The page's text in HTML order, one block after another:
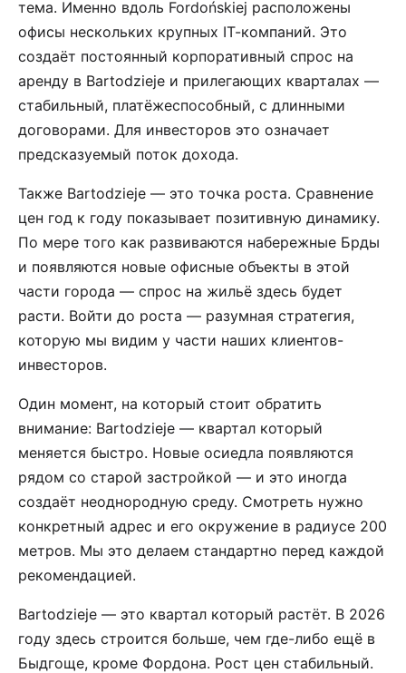
тема. Именно вдоль Fordońskiej расположены
офисы нескольких крупных IT-компаний. Это
создаёт постоянный корпоративный спрос на
аренду в Bartodzieje и прилегающих кварталах —
стабильный, платёжеспособный, с длинными
договорами. Для инвесторов это означает
предсказуемый поток дохода.
Также Bartodzieje — это точка роста. Сравнение
цен год к году показывает позитивную динамику.
По мере того как развиваются набережные Брды
и появляются новые офисные объекты в этой
части города — спрос на жильё здесь будет
расти. Войти до роста — разумная стратегия,
которую мы видим у части наших клиентов-
инвесторов.
Один момент, на который стоит обратить
внимание: Bartodzieje — квартал который
меняется быстро. Новые осиедла появляются
рядом со старой застройкой — и это иногда
создаёт неоднородную среду. Смотреть нужно
конкретный адрес и его окружение в радиусе 200
метров. Мы это делаем стандартно перед каждой
рекомендацией.
Bartodzieje — это квартал который растёт. В 2026
году здесь строится больше, чем где-либо ещё в
Быдгоще, кроме Фордона. Рост цен стабильный.